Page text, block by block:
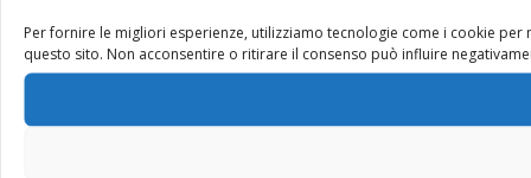
Per fornire le migliori esperienze, utilizziamo tecnologie come i cookie
questo sito. Non acconsentire o ritirare il consenso può influire